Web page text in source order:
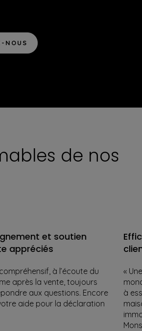
NOUS
de nos
et soutien
appréciés
à l’écoute du
après la vente, toujours
aux questions. Encore
aide pour la déclaration
«
à